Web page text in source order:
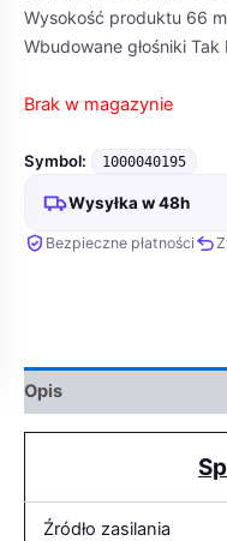
Wysokość produktu 66
Wbudowane głośniki
Brak w magazynie
Symbol: 1000040195
Wysyłka w 48h
Bezpieczne płatności
Opis
Źródło zasilania